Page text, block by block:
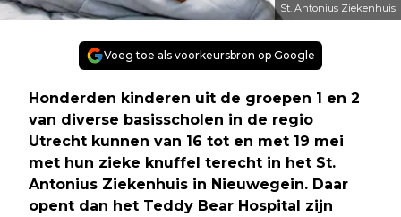
St. Antonius Ziekenhuis
Voeg toe als voorkeursbron op Google
Honderden kinderen uit de groepen 1 en 2
van diverse basisscholen in de regio
Utrecht kunnen van 16 tot en met 19 mei
met hun zieke knuffel terecht in het St.
Antonius Ziekenhuis in Nieuwegein. Daar
opent dan het Teddy Bear Hospital zijn